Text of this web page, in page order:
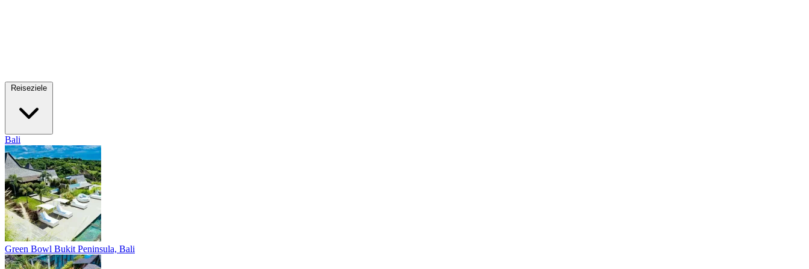
Bali
Green Bowl Bukit Peninsula, Bali